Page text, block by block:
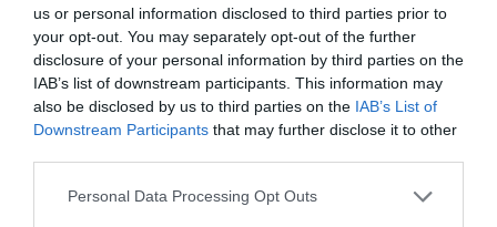
us or personal information disclosed to third parties prior to
your opt-out. You may separately opt-out of the further
disclosure of your personal information by third parties on the
IAB’s list of downstream participants. This information may
also be disclosed by us to third parties on the IAB’s List of
Downstream Participants that may further disclose it to other
Personal Data Processing Opt Outs